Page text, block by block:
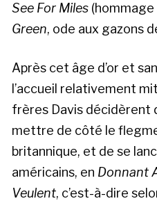
See For Miles (hommage
Green, ode aux gazons
Après cet âge d’or et
l’accueil relativement
frères Davis décidèrent
mettre de côté le
britannique, et de se
américains, en Donnant
Veulent, c’est-à-dire